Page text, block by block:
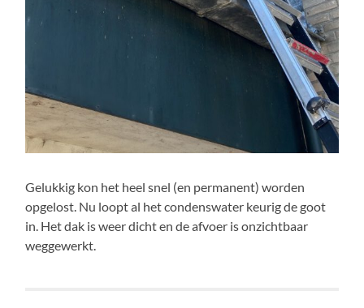
Gelukkig kon het heel snel (en permanent) worden
opgelost. Nu loopt al het condenswater keurig de goot
in. Het dak is weer dicht en de afvoer is onzichtbaar
weggewerkt.